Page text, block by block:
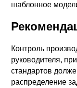
шаблонное
Контроль
руководителя,
стандартов
распределение